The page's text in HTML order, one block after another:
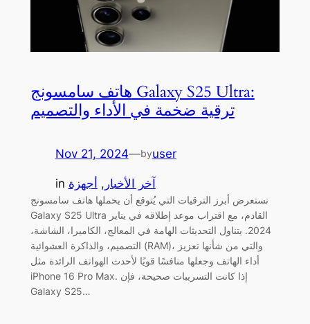
هاتف سامسونج Galaxy S25 Ultra:
ترقية ضخمة في الأداء والتصميم
Nov 21, 2024—byuser
in آخر الأخبار , أجهزة
نستعرض أبرز الترقيات التي يُتوقع أن يحملها هاتف سامسونج
Galaxy S25 Ultra القادم، مع اقتراب موعد إطلاقه في يناير
2024. يتناول التحديثات الهامة في المعالج، الكاميرا، الشاشة،
التصميم، والذاكرة العشوائية (RAM)، والتي من شأنها تعزيز
أداء الهاتف وجعلها منافسًا قويًا لأحدث الهواتف الرائدة مثل
iPhone 16 Pro Max. إذا كانت التسريبات صحيحة، فإن
Galaxy S25…